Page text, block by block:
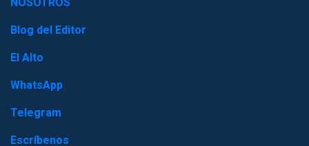
Blog del Editor
El Alto
WhatsApp
Telegram
Escríbenos